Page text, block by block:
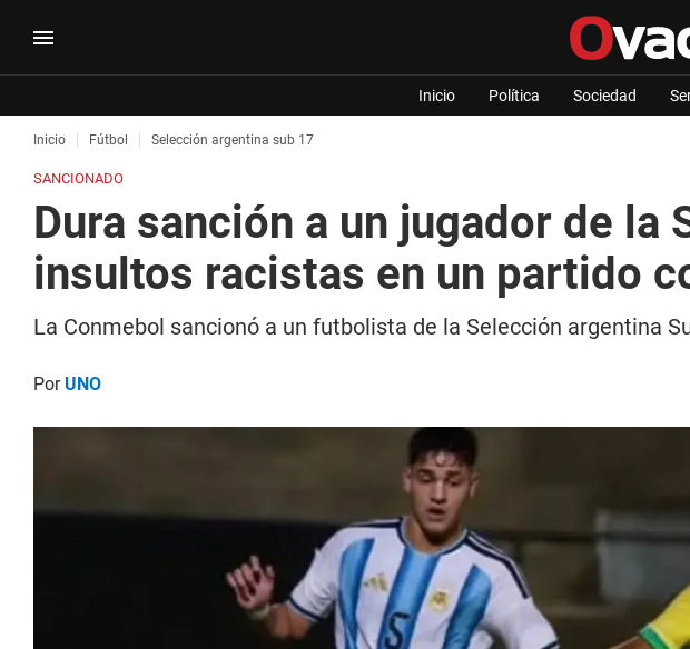
Inicio Política Sociedad
Inicio Fútbol Selección argentina sub 17
SANCIONADO
Dura sanción a un jugador de
insultos racistas en un partido
La Conmebol sancionó a un futbolista de la Selección argentina
PorUNO